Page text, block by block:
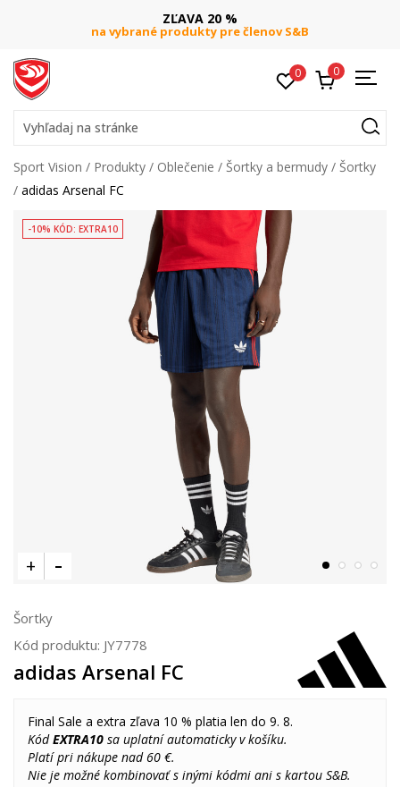
ZĽAVA 20 %
na vybrané produkty pre členov S&B
0 0
Vyhľadaj na stránke
Sport Vision Produkty Oblečenie Šortky a bermudy
Šortky
adidas Arsenal FC
-10% KÓD: EXTRA10
Šortky
Kód produktu: JY7778
adidas Arsenal FC
Final Sale a extra zľava 10 % platia len do 9. 8.
KódEXTRA10 sa uplatní automaticky v košíku.
Platí pri nákupe nad 60 €.
Nie je možné kombinovať s inými kódmi ani s kartou S&B.